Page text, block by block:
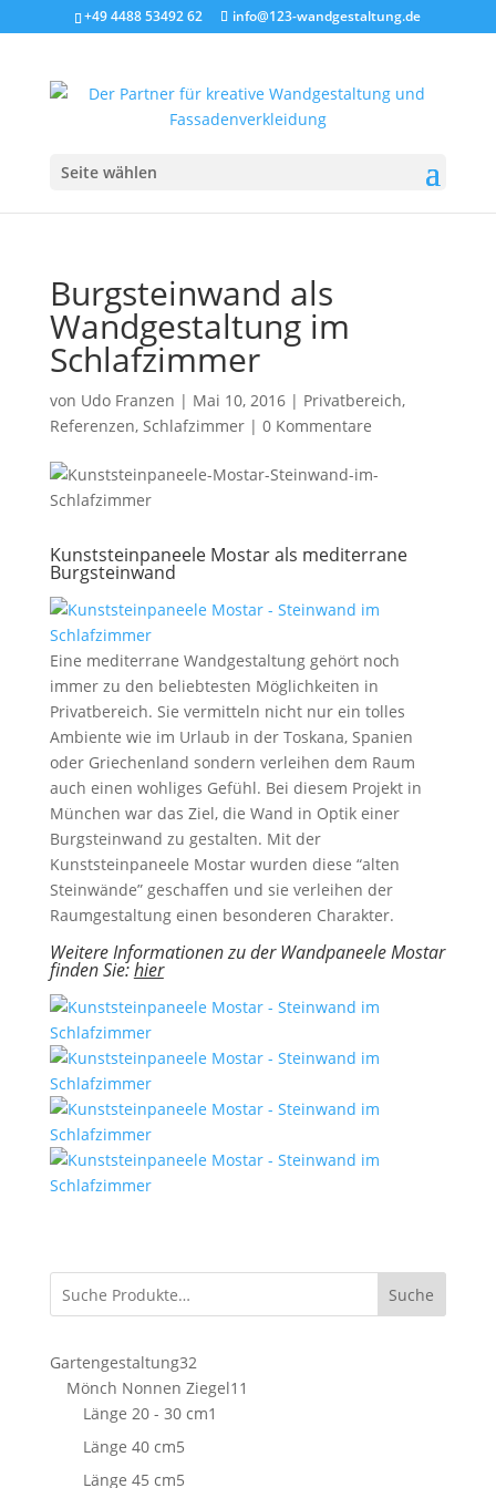
+49 4488 53492 62 info@123-wandgestaltung.de
Seite wählen
Burgsteinwand als
Wandgestaltung im
Schlafzimmer
von Udo Franzen | Mai 10, 2016| Privatbereich,
Referenzen, Schlafzimmer| 0 Kommentare
Kunststeinpaneele Mostar als mediterrane
Burgsteinwand
Eine mediterrane Wandgestaltung gehört noch
immer zu den beliebtesten Möglichkeiten in
Privatbereich. Sie vermitteln nicht nur ein tolles
Ambiente wie im Urlaub in der Toskana, Spanien
oder Griechenland sondern verleihen dem Raum
auch einen wohliges Gefühl. Bei diesem Projekt in
München war das Ziel, die Wand in Optik einer
Burgsteinwand zu gestalten. Mit der
Kunststeinpaneele Mostar wurden diese “alten
Steinwände” geschaffen und sie verleihen der
Raumgestaltung einen besonderen Charakter.
Weitere Informationen zu der Wandpaneele Mostar
finden Sie:hier
Suche
Gartengestaltung3232
Produkte
Mönch Nonnen Ziegel11
Länge 20 - 30 cm1
Länge 40 cm55
Produkte
Länge 45 cm55